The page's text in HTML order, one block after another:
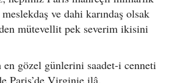
ve dahi karındaş olsak
mütevellit pek severim ikisini
en gözel günlerini saadet-i cenneti